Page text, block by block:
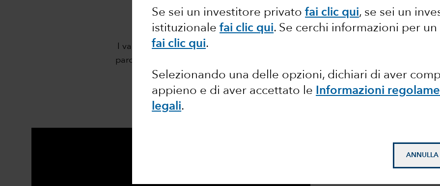
Se sei un investitore privatofai clic qui, se sei un
istituzionale fai clic qui. Se cerchi informazioni per
fai clic qui.
Selezionando una delle opzioni, dichiari di aver
appieno e di aver accettato le Informazioni
legali.
ANNULLA
Migliorare la vita delle persone attraverso
successo
I valori fondamentali di Capital Group guidano le nostre azioni e i nostri
parole su un manifesto o un sito web, i nostri valori riflettono chi siamo e ci
nostro impegno a fare sempre meglio.
Integrità
Agiamo con onestà
Assolviamo alle